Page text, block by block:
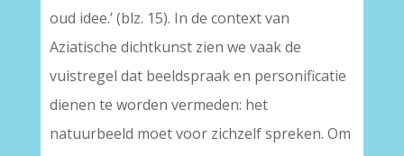
oud idee.’ (blz. 15). In de context van
Aziatische dichtkunst zien we vaak de
vuistregel dat beeldspraak en personificatie
dienen te worden vermeden: het
natuurbeeld moet voor zichzelf spreken. Om